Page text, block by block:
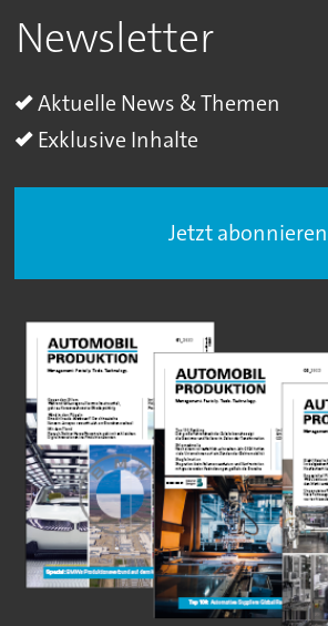
Newsletter
Aktuelle News & Themen
Exklusive Inhalte
Jetzt abonnieren